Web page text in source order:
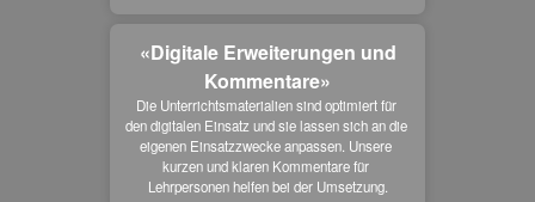
«Digitale Erweiterungen und
Kommentare»
Die Unterrichtsmaterialien sind optimiert für
den digitalen Einsatz und sie lassen sich an die
eigenen Einsatzzwecke anpassen. Unsere
kurzen und klaren Kommentare für
Lehrpersonen helfen bei der Umsetzung.